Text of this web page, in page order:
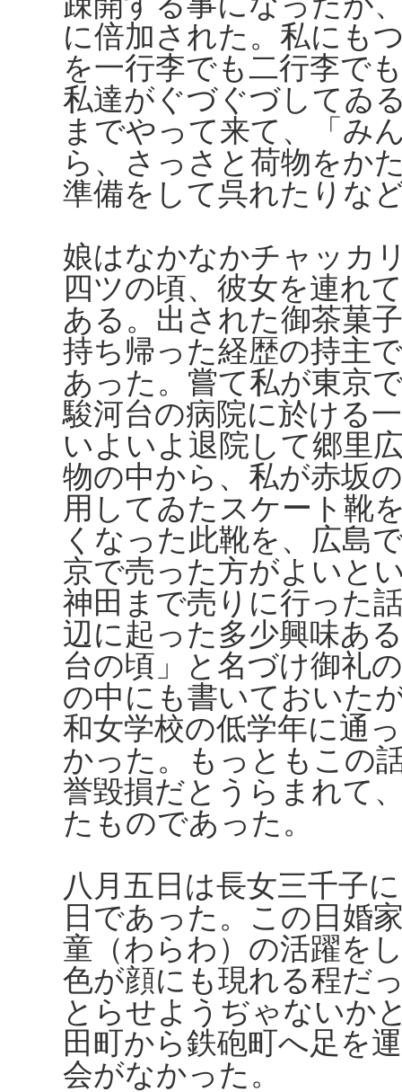
に倍加された。私にも
を一行李でも二行李で
私達がぐづぐづしてゐ
までやって来て、「み
ら、さっさと荷物をか
準備をして呉れたりな
娘はなかなかチャッカ
四ツの頃、彼女を連れ
ある。出された御茶菓
持ち帰った経歴の持主
あった。嘗て私が東京
駿河台の病院に於ける
いよいよ退院して郷里
物の中から、私が赤坂
用してゐたスケート靴
くなった此靴を、広島
京で売った方がよいと
神田まで売りに行った
辺に起った多少興味あ
台の頃」と名づけ御礼
の中にも書いておいた
和女学校の低学年に通
かった。もっともこの
誉毀損だとうらまれて
たものであった。
八月五日は長女三千子
日であった。この日婚
童（わらわ）の活躍を
色が顔にも現れる程だ
とらせようぢゃないか
田町から鉄砲町へ足を
会がなかった。